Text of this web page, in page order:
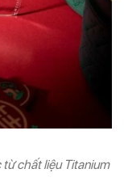
chất liệu Titanium